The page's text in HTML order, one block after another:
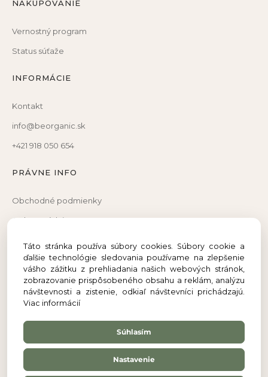
NAKUPOVANIE
Vernostný program
Status súťaže
INFORMÁCIE
Kontakt
info@beorganic.sk
+421 918 050 654
PRÁVNE INFO
Obchodné podmienky
Ochrana údajov
Reklamačný formulár
Odstúpenie od zmluvy
Táto stránka používa súbory cookies. Súbory cookie a
ďalšie technológie sledovania používame na zlepšenie
vášho zážitku z prehliadania našich webových stránok,
zobrazovanie prispôsobeného obsahu a reklám, analýzu
návštevnosti a zistenie, odkiaľ návštevníci prichádzajú.
Viac informácií
Súhlasím
Nastavenie